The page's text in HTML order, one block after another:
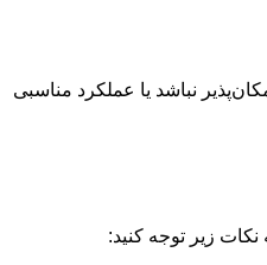
نباشد یا عملکرد مناسبی
زیر توجه کنید: